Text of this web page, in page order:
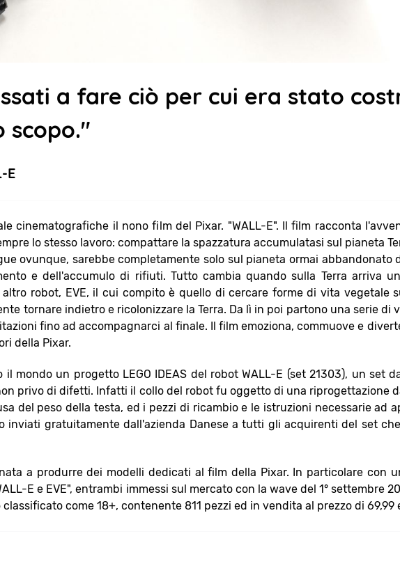
a fare ciò per cui era stato
scopo."
E
cinematografiche il nono film del Pixar. "WALL-E". Il film racconta
lo stesso lavoro: compattare la spazzatura accumulatasi sul pianeta
ovunque, sarebbe completamente solo sul pianeta ormai abbandonato
e dell'accumulo di rifiuti. Tutto cambia quando sulla Terra arriva
robot, EVE, il cui compito è quello di cercare forme di vita vegetale
tornare indietro e ricolonizzare la Terra. Da lì in poi partono una serie di
fino ad accompagnarci al finale. Il film emoziona, commuove e
della Pixar.
mondo un progetto LEGO IDEAS del robot WALL-E (set 21303), un set
privo di difetti. Infatti il collo del robot fu oggetto di una riprogettazione
del peso della testa, ed i pezzi di ricambio e le istruzioni necessarie ad
inviati gratuitamente dall'azienda Danese a tutti gli acquirenti del set
a produrre dei modelli dedicati al film della Pixar. In particolare con
E e EVE", entrambi immessi sul mercato con la wave del 1° settembre
come 18+, contenente 811 pezzi ed in vendita al prezzo di 69,99